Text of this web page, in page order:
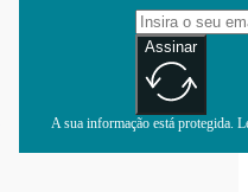
Assinar
A sua informação está protegida.